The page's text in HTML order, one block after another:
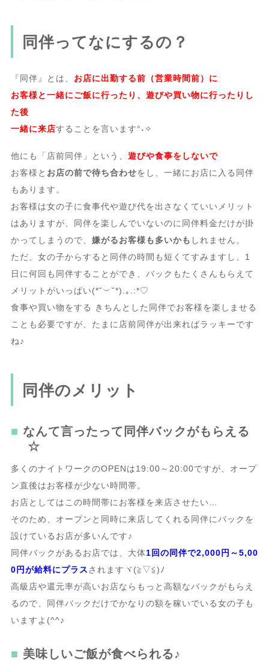
同伴ってなにするの？
『同伴』とは、 お店に出勤する前（営業時間前）に
お客様と一緒にご飯に行ったり、遊びや買い物に行ったりし
た後
一緒に来店することを言います°˖✧
他にも「店前同伴」という、 遊びや食事をしないで
お客様と お店の前で待ち合わせをし、一緒にお店に入る同伴
もあります。
お客様は女の子に食事代や遊び代を出さなくていいメリット
はありますが、同伴を楽しんでいないのに同伴料金だけが掛
かってしまうので、 嫌がるお客様も多いかも しれません。
ただ、女の子からすると同伴の時間も短くてすみますし、1
日に何回も同伴することができ、バックもたくさんもらえて
メリットがいっぱい(*˘︶˘*).｡.:*♡
食事や買い物をする きちんとした同伴でお客様を楽しませる
ことも必要ですが、たまに店前同伴が出来ればラッキーです
ね♪
同伴のメリット
なんて言ったって同伴バックがもらえる
☆
多くのナイトワークのOPENは19:00～20:00ですが、オープ
ン直後はお客様が少ない時間帯。
お店としてはこの時間帯にお客様を来店させたい…
そのため、オープンと同時に来店してくれる同伴にバックを
設けているお店が多いんです♪
同伴バックがあるお店では、大体1回の同伴で2,000円～5,00
0円が給料にプラス されますヾ(≧▽≦)ﾉ
高級店や還元率が高いお店ならもっと高額なバックがもらえ
るので、同伴バックだけでかなりの額を稼いでいる女の子も
いますよ(^^♪
美味しいご飯が食べられる♪